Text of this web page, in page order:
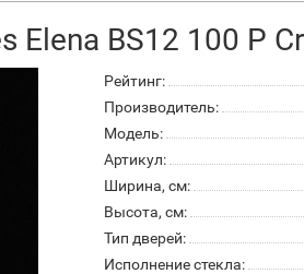
BS12 100 P
Рейтинг:
Производитель:
Модель:
Артикул:
Ширина, см:
Высота, см:
Тип дверей:
Исполнение стекла: